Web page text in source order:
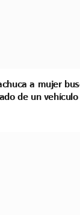
a mujer
de un